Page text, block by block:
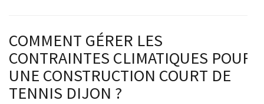
COMMENT GÉRER LES
CONTRAINTES CLIMATIQUES POUR
UNE CONSTRUCTION COURT DE
TENNIS DIJON ?